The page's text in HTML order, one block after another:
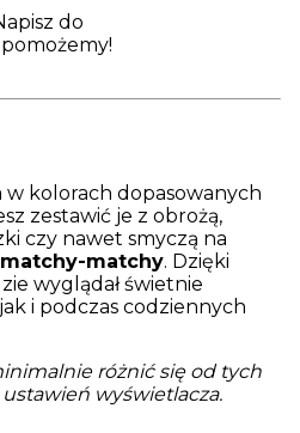
do
pomożemy!
w kolorach dopasowanych
zestawić je z obrożą,
czy nawet smyczą na
matchy. Dzięki
wyglądał świetnie
i podczas codziennych
różnić się od tych
wyświetlacza.